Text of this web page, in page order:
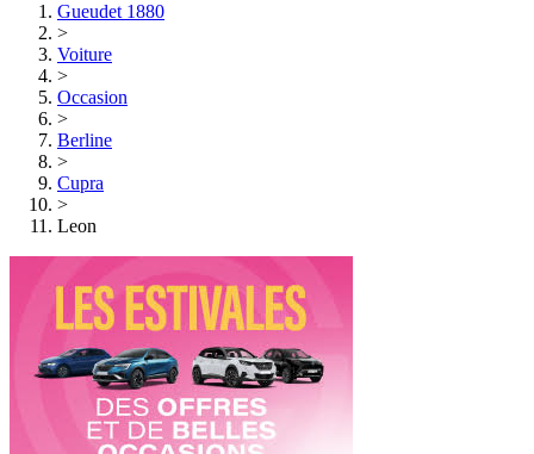
Gueudet 1880
>
Voiture
>
Occasion
>
Berline
>
Cupra
>
Leon